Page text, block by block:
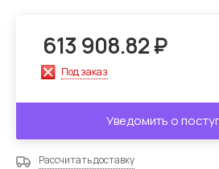
613 908.82₽
Под заказ
Уведомить о
Рассчитать доставку